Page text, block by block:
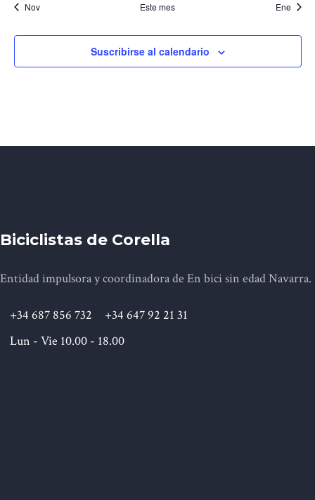
Nov Este mes Ene
Suscribirse al calendario
Biciclistas de Corella
Entidad impulsora y coordinadora de En bici sin edad Navarra.
+34 687 856 732
+34 647 92 21 31
Lun - Vie 10.00 - 18.00